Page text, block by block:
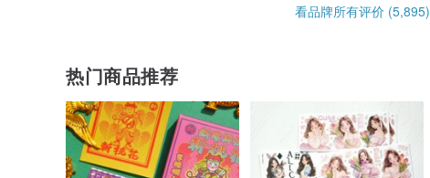
看品牌所有评价 (5,895)
热门商品推荐